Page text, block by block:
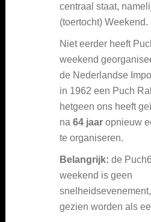
centraal staat,
(toertocht) Weekend.
Niet eerder heeft
weekend
de Nederlandse
in 1962 een Puch
hetgeen ons heeft
na 64 jaar opnieuw
te organiseren.
Belangrijk: de
weekend is geen
gezien worden als